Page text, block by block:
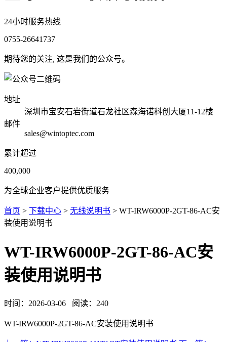
24小时服务热线
0755-26641737
期待您的关注, 这是我们的公众号。
地址
深圳市宝安石岩街道石龙社区森海诺科创大厦11-12楼
邮件
sales@wintoptec.com
累计超过
400,000
为全球企业客户提供优质服务
首页 > 下载中心 > 无线说明书 > WT-IRW6000P-2GT-86-AC安
装使用说明书
WT-IRW6000P-2GT-86-AC安
装使用说明书
时间： 2026-03-06 阅读： 240
WT-IRW6000P-2GT-86-AC安装使用说明书